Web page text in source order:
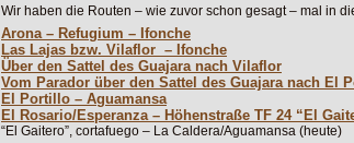
Wir haben die Routen – wie zuvor schon gesagt – mal in
Arona – Refugium – Ifonche
Las Lajas bzw. Vilaflor – Ifonche
Über den Sattel des Guajara nach Vilaflor
Vom Parador über den Sattel des Guajara nach El
El Portillo – Aguamansa
El Rosario/Esperanza – Höhenstraße TF 24 “El
“El Gaitero”, cortafuego – La Caldera/Aguamansa (heute)